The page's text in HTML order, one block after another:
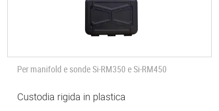
Per manifold e sonde Si-RM350 e Si-RM450
Custodia rigida in plastica